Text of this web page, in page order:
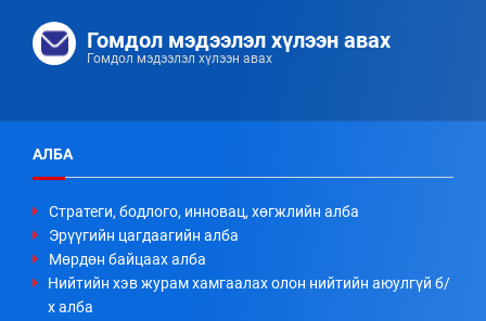
Гомдол мэдээлэл хүлээн авах
Гомдол мэдээлэл хүлээн авах
АЛБА
Стратеги, бодлого, инновац, хөгжлийн алба
Эрүүгийн цагдаагийн алба
Мөрдөн байцаах алба
Нийтийн хэв журам хамгаалах олон нийтийн аюулгүй б/
х алба